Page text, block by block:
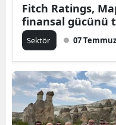
Fitch Ratings,
finansal gücünü
Sektör 07